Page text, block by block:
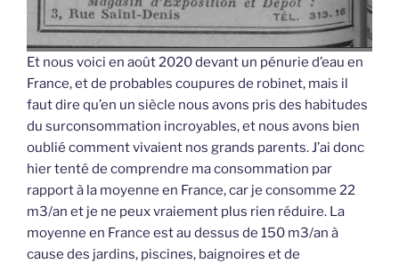
Et nous voici en août 2020 devant un pénurie d’eau en
France, et de probables coupures de robinet, mais il
faut dire qu’en un siècle nous avons pris des habitudes
du surconsommation incroyables, et nous avons bien
oublié comment vivaient nos grands parents. J’ai donc
hier tenté de comprendre ma consommation par
rapport à la moyenne en France, car je consomme 22
m3/an et je ne peux vraiement plus rien réduire. La
moyenne en France est au dessus de 150 m3/an à
cause des jardins, piscines, baignoires et de